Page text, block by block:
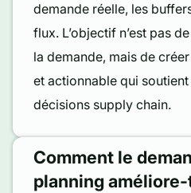
demande réelle, les
flux. L’objectif n’est pas
la demande, mais de
et actionnable qui
décisions supply chain.
Comment le
planning